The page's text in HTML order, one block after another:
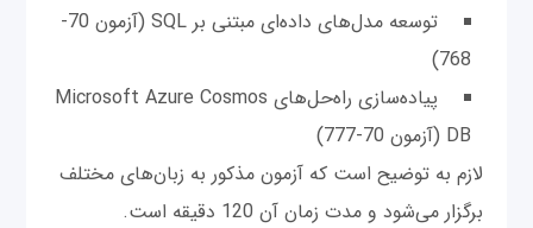
توسعه مدل‌های داده‌ای مبتنی بر SQL (آزمون 70-
768)
پیاده‌سازی راه‌حل‌های Microsoft Azure Cosmos
DB (آزمون 70-777)
لازم به توضیح است که آزمون مذکور به زبان‌های مختلف
برگزار می‌شود و مدت زمان آن 120 دقیقه است.